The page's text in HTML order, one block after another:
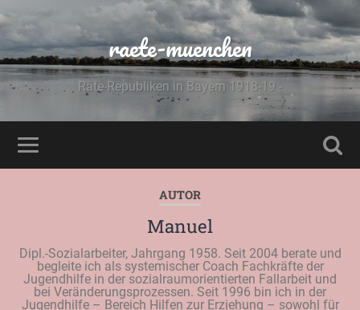
raete-muenchen
Räte-Republiken in Bayern 1918-19 -
AUTOR
Manuel
Dipl.-Sozialarbeiter, Jahrgang 1958. Seit 2004 berate und
begleite ich als systemischer Coach Fachkräfte der
Jugendhilfe in der sozialraumorientierten Fallarbeit und
bei Veränderungsprozessen. Seit 1996 bin ich in der
Jugendhilfe – Bereich Hilfen zur Erziehung – sowohl für